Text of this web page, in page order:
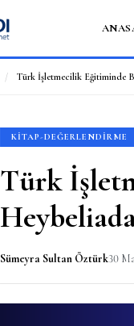
/
KITAP-DEĞERLENDIRME
Türk
Sümeyra Sultan Öztürk30